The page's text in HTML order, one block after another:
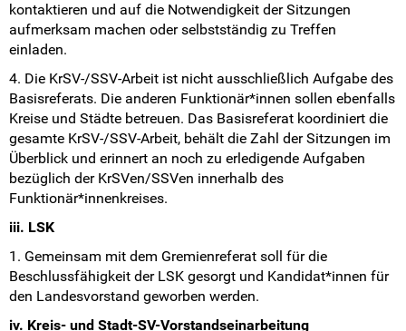
kontaktieren und auf die Notwendigkeit der Sitzungen
aufmerksam machen oder selbstständig zu Treffen
einladen.
4. Die KrSV-/SSV-Arbeit ist nicht ausschließlich Aufgabe des
Basisreferats. Die anderen Funktionär*innen sollen ebenfalls
Kreise und Städte betreuen. Das Basisreferat koordiniert die
gesamte KrSV-/SSV-Arbeit, behält die Zahl der Sitzungen im
Überblick und erinnert an noch zu erledigende Aufgaben
bezüglich der KrSVen/SSVen innerhalb des
Funktionär*innenkreises.
iii. LSK
1. Gemeinsam mit dem Gremienreferat soll für die
Beschlussfähigkeit der LSK gesorgt und Kandidat*innen für
den Landesvorstand geworben werden.
iv. Kreis- und Stadt-SV-Vorstandseinarbeitung